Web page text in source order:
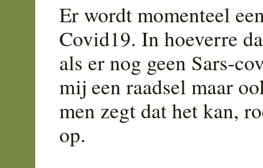
Er wordt momenteel
Covid19. In hoeverre
als er nog geen Sars-
mij een raadsel maar
men zegt dat het kan,
op.